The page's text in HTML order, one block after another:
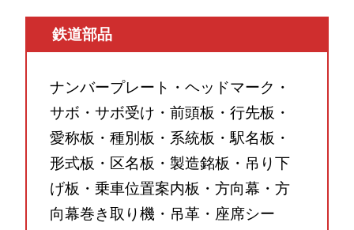
鉄道部品
ナンバープレート・ヘッドマーク・
サボ・サボ受け・前頭板・行先板・
愛称板・種別板・系統板・駅名板・
形式板・区名板・製造銘板・吊り下
げ板・乗車位置案内板・方向幕・方
向幕巻き取り機・吊革・座席シー